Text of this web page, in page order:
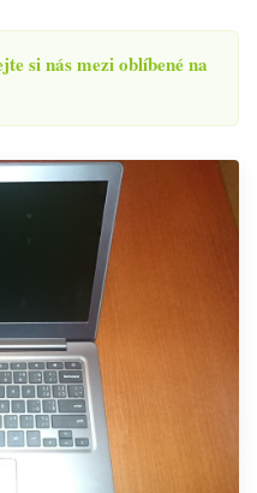
si nás mezi oblíbené na